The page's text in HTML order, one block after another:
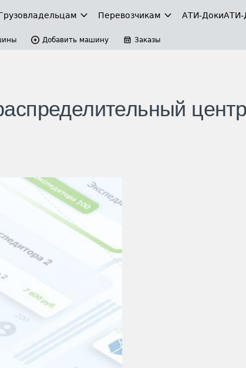
Перевозчикам АТИ-ДокиАТИ-
Добавить машину Заказы
центр